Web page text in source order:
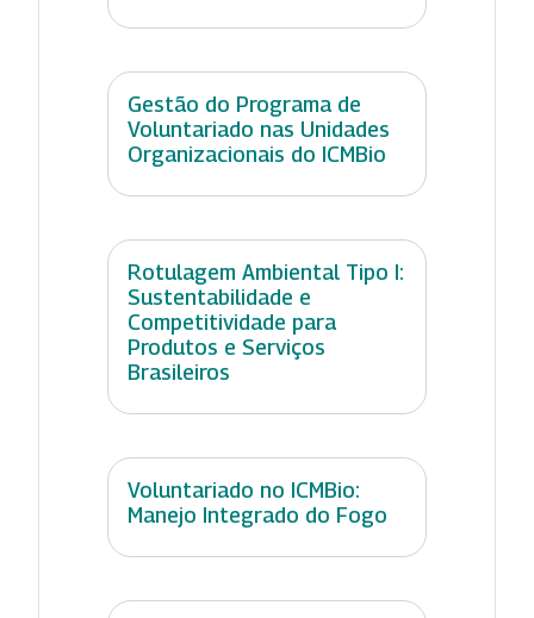
Gestão do Programa de
Voluntariado nas Unidades
Organizacionais do ICMBio
Rotulagem Ambiental Tipo I:
Sustentabilidade e
Competitividade para
Produtos e Serviços
Brasileiros
Voluntariado no ICMBio:
Manejo Integrado do Fogo